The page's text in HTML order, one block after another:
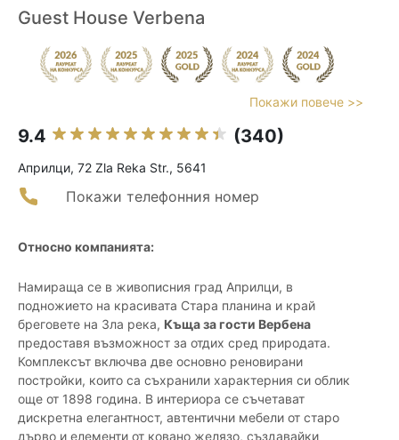
Guest House Verbena
Покажи повече >>
9.4 (340)
Априлци, 72 Zla Reka Str., 5641
Покажи телефонния номер
Относно компанията:
Намираща се в живописния град Априлци, в
подножието на красивата Стара планина и край
бреговете на Зла река, Къща за гости Вербена
предоставя възможност за отдих сред природата.
Комплексът включва две основно реновирани
постройки, които са съхранили характерния си облик
още от 1898 година. В интериора се съчетават
дискретна елегантност, автентични мебели от старо
дърво и елементи от ковано желязо, създавайки